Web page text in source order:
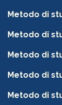
Metodo di
Metodo di
Metodo di
Metodo di
Metodo di